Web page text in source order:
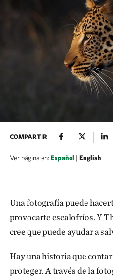
COMPARTIR
Ver página en:Español | English
Una fotografía puede
provocarte escalofríos. Y
cree que puede ayudar a
Hay una historia que
proteger. A través de la